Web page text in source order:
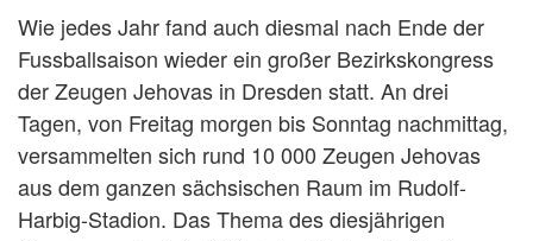
Wie jedes Jahr fand auch diesmal nach Ende der
Fussballsaison wieder ein großer Bezirkskongress
der Zeugen Jehovas in Dresden statt. An drei
Tagen, von Freitag morgen bis Sonntag nachmittag,
versammelten sich rund 10 000 Zeugen Jehovas
aus dem ganzen sächsischen Raum im Rudolf-
Harbig-Stadion. Das Thema des diesjährigen